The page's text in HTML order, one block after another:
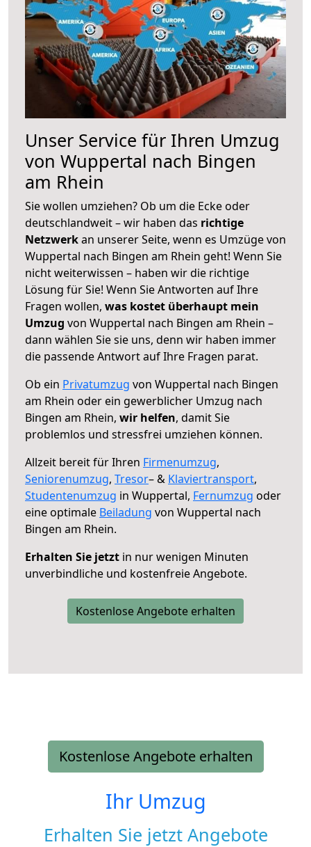
Unser Service für Ihren Umzug
von Wuppertal nach Bingen
am Rhein
Sie wollen umziehen? Ob um die Ecke oder
deutschlandweit – wir haben das richtige
Netzwerkan unserer Seite, wenn es Umzüge von
Wuppertal nach Bingen am Rhein geht! Wenn Sie
nicht weiterwissen – haben wir die richtige
Lösung für Sie! Wenn Sie Antworten auf Ihre
Fragen wollen, was kostet überhaupt mein
Umzug von Wuppertal nach Bingen am Rhein –
dann wählen Sie sie uns, denn wir haben immer
die passende Antwort auf Ihre Fragen parat.
Ob ein Privatumzug von Wuppertal nach Bingen
am Rhein oder ein gewerblicher Umzug nach
Bingen am Rhein, wir helfen, damit Sie
problemlos und stressfrei umziehen können.
Allzeit bereit für Ihren Firmenumzug,
Seniorenumzug, Tresor– & Klaviertransport,
Studentenumzug in Wuppertal, Fernumzug oder
eine optimale Beiladung von Wuppertal nach
Bingen am Rhein.
Erhalten Sie jetzt in nur wenigen Minuten
unverbindliche und kostenfreie Angebote.
Kostenlose Angebote erhalten
Kostenlose Angebote erhalten
Ihr Umzug
Erhalten Sie jetzt Angebote